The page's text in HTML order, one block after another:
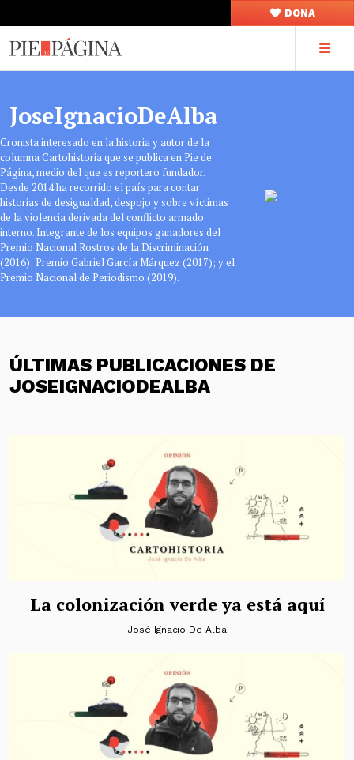
DONA
JoseIgnacioDeAlba
Cronista interesado en la historia y autor de la
columna Cartohistoria que se publica en Pie de
Página, medio del que es reportero fundador.
Desde 2014 ha recorrido el país para contar
historias de desigualdad, despojo y sobre víctimas
de la violencia derivada del conflicto armado
interno. Integrante de los equipos ganadores del
Premio Nacional Rostros de la Discriminación
(2016); Premio Gabriel García Márquez (2017); y el
Premio Nacional de Periodismo (2019).
ÚLTIMAS PUBLICACIONES DE
JOSEIGNACIODEALBA
La colonización verde ya está aquí
José Ignacio De Alba